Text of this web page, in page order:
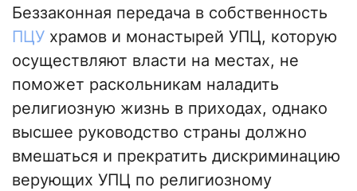
Беззаконная передача в собственность
ПЦУ храмов и монастырей УПЦ, которую
осуществляют власти на местах, не
поможет раскольникам наладить
религиозную жизнь в приходах, однако
высшее руководство страны должно
вмешаться и прекратить дискриминацию
верующих УПЦ по религиозному